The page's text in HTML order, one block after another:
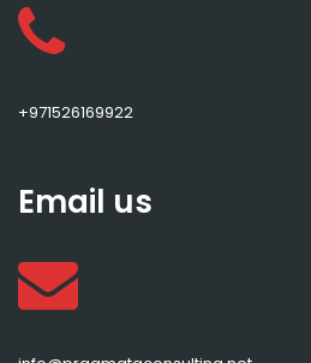
+971526169922
Email us